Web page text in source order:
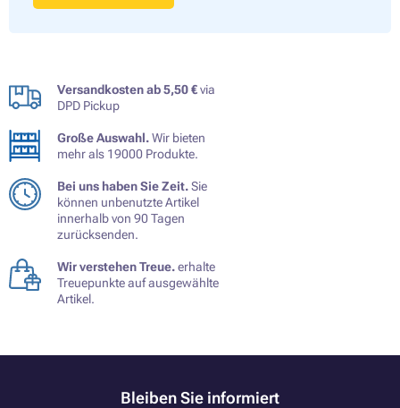
Versandkosten ab 5,50 €via
DPD Pickup
Große Auswahl.Wir bieten
mehr als 19000 Produkte.
Bei uns haben Sie Zeit.Sie
können unbenutzte Artikel
innerhalb von 90 Tagen
zurücksenden.
Wir verstehen Treue.erhalte
Treuepunkte auf ausgewählte
Artikel.
Bleiben Sie informiert